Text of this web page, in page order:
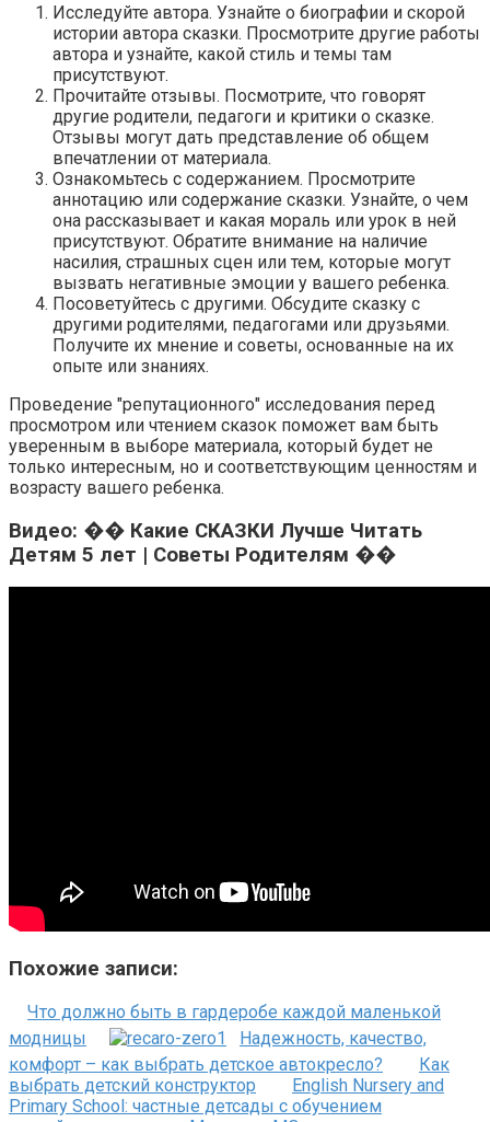
Исследуйте автора. Узнайте о биографии и скорой
истории автора сказки. Просмотрите другие работы
автора и узнайте, какой стиль и темы там
присутствуют.
Прочитайте отзывы. Посмотрите, что говорят
другие родители, педагоги и критики о сказке.
Отзывы могут дать представление об общем
впечатлении от материала.
Ознакомьтесь с содержанием. Просмотрите
аннотацию или содержание сказки. Узнайте, о чем
она рассказывает и какая мораль или урок в ней
присутствуют. Обратите внимание на наличие
насилия, страшных сцен или тем, которые могут
вызвать негативные эмоции у вашего ребенка.
Посоветуйтесь с другими. Обсудите сказку с
другими родителями, педагогами или друзьями.
Получите их мнение и советы, основанные на их
опыте или знаниях.
Проведение "репутационного" исследования перед
просмотром или чтением сказок поможет вам быть
уверенным в выборе материала, который будет не
только интересным, но и соответствующим ценностям и
возрасту вашего ребенка.
Видео: �� Какие СКАЗКИ Лучше Читать
Детям 5 лет | Советы Родителям ��
Похожие записи:
Что должно быть в гардеробе каждой маленькой
модницы
Надежность, качество,
комфорт – как выбрать детское автокресло?
Как
выбрать детский конструктор
English Nursery and
Primary School: частные детсады с обучением